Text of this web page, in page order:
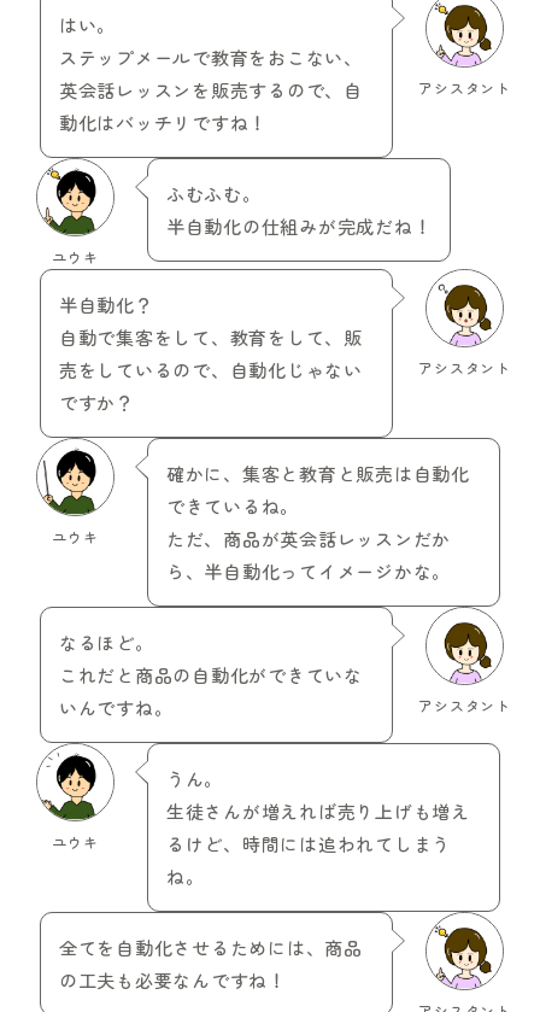
アシスタント
はい。
ステップメールで教育をおこない、
英会話レッスンを販売するので、自
動化はバッチリですね！
ユウキ
ふむふむ。
半自動化の仕組みが完成だね！
アシスタント
半自動化？
自動で集客をして、教育をして、販
売をしているので、自動化じゃない
ですか？
ユウキ
確かに、集客と教育と販売は自動化
できているね。
ただ、商品が英会話レッスンだか
ら、半自動化ってイメージかな。
アシスタント
なるほど。
これだと商品の自動化ができていな
いんですね。
ユウキ
うん。
生徒さんが増えれば売り上げも増え
るけど、時間には追われてしまう
ね。
全てを自動化させるためには、商品
の工夫も必要なんですね！